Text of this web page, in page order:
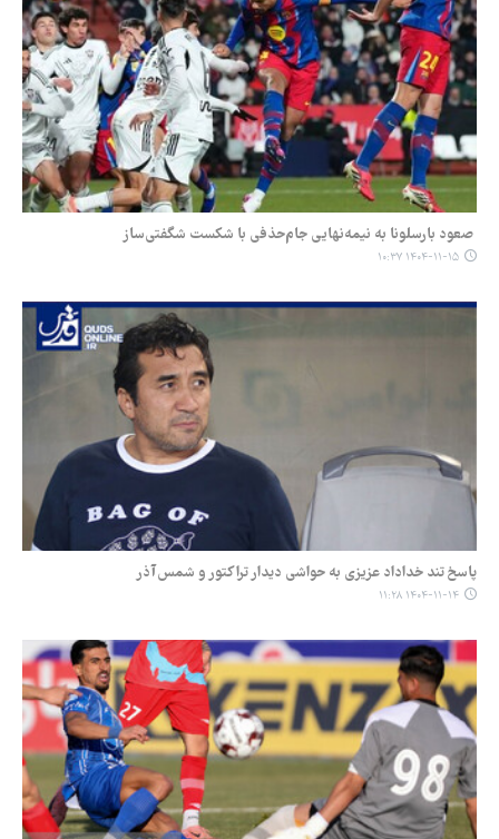
صعود بارسلونا به نیمه‌نهایی جام‌حذفی با شکست شگفتی‌ساز
۱۴۰۴-۱۱-۱۵ ۱۰:۳۷
پاسخ تند خداداد عزیزی به حواشی دیدار تراکتور و شمس‌آذر
۱۴۰۴-۱۱-۱۴ ۱۱:۲۸